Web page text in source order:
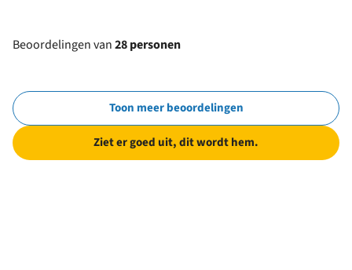
Beoordelingen van28 personen
Toon meer beoordelingen
Ziet er goed uit, dit wordt hem.